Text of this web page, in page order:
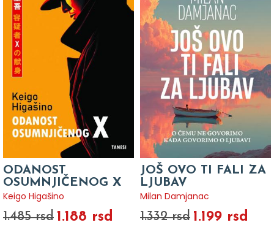
ODANOST
OSUMNJIČENOG X
Keigo Higašino
1.485 rsd 1.188 rsd
JOŠ OVO TI FALI ZA
LJUBAV
Milan Damjanac
1.332 rsd 1.199 rsd